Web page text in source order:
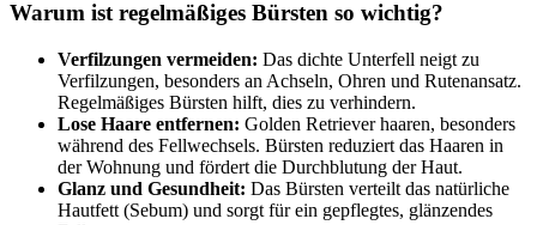
Warum ist regelmäßiges Bürsten so wichtig?
Verfilzungen vermeiden: Das dichte Unterfell neigt zu
Verfilzungen, besonders an Achseln, Ohren und Rutenansatz.
Regelmäßiges Bürsten hilft, dies zu verhindern.
Lose Haare entfernen: Golden Retriever haaren, besonders
während des Fellwechsels. Bürsten reduziert das Haaren in
der Wohnung und fördert die Durchblutung der Haut.
Glanz und Gesundheit: Das Bürsten verteilt das natürliche
Hautfett (Sebum) und sorgt für ein gepflegtes, glänzendes